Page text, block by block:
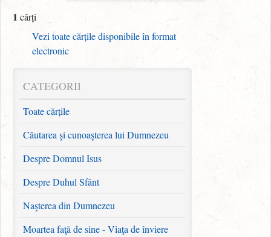
1 cărți
Vezi toate cărțile disponibile în format
electronic
CATEGORII
Toate cărțile
Căutarea şi cunoaşterea lui Dumnezeu
Despre Domnul Isus
Despre Duhul Sfânt
Naşterea din Dumnezeu
Moartea faţă de sine - Viaţa de înviere